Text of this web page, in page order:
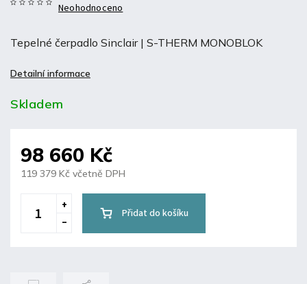
Neohodnoceno
Tepelné čerpadlo Sinclair | S-THERM MONOBLOK
Detailní informace
Skladem
98 660 Kč
119 379 Kč včetně DPH
Přidat do košíku